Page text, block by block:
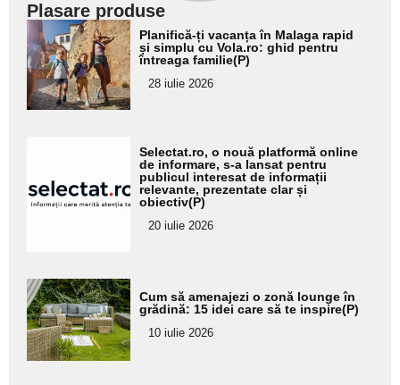
Plasare produse
Adaugă
aici textul
pentru
subtitlu
Planifică-ți vacanța în Malaga rapid
și simplu cu Vola.ro: ghid pentru
întreaga familie(P)
28 iulie 2026
pentru
subtitlu
Selectat.ro, o nouă platformă online
de informare, s-a lansat pentru
publicul interesat de informații
relevante, prezentate clar și
obiectiv(P)
20 iulie 2026
Adaugă
aici textul
pentru
subtitlu
Cum să amenajezi o zonă lounge în
grădină: 15 idei care să te inspire(P)
10 iulie 2026